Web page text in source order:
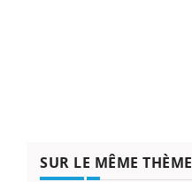
SUR LE MÊME THÈME